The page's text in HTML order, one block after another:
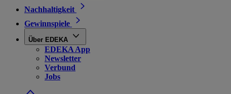
Nachhaltigkeit
Gewinnspiele
Über EDEKA
EDEKA App
Newsletter
Verbund
Jobs